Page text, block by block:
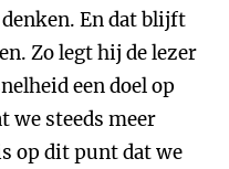
En dat blijft
Zo legt hij de lezer
een doel op
we steeds meer
op dit punt dat we